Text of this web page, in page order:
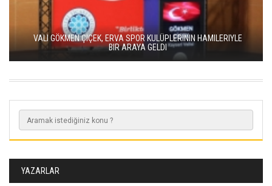
VALI GÖKMEN ÇIÇEK, ERVA SPOR KULÜPLERININ HAMILERIYLE
BIR ARAYA GELDI
YAZARLAR